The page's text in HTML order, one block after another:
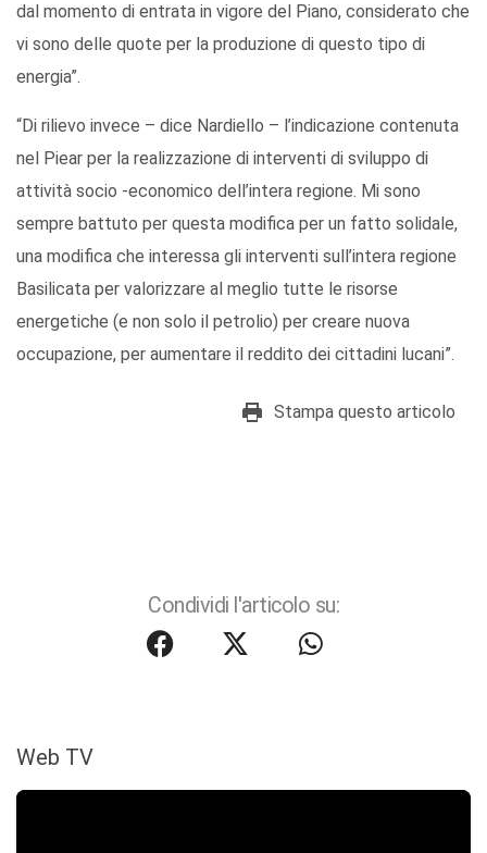
dal momento di entrata in vigore del Piano, considerato che
vi sono delle quote per la produzione di questo tipo di
energia”.
“Di rilievo invece – dice Nardiello – l’indicazione contenuta
nel Piear per la realizzazione di interventi di sviluppo di
attività socio -economico dell’intera regione. Mi sono
sempre battuto per questa modifica per un fatto solidale,
una modifica che interessa gli interventi sull’intera regione
Basilicata per valorizzare al meglio tutte le risorse
energetiche (e non solo il petrolio) per creare nuova
occupazione, per aumentare il reddito dei cittadini lucani”.
Stampa questo articolo
Condividi l'articolo su:
Web TV